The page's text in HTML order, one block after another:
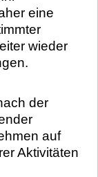
eine
wieder
der
auf
Aktivitäten